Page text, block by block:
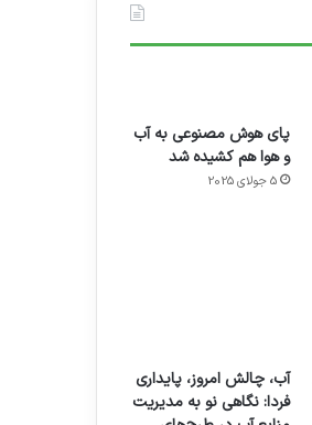
پای هوش مصنوعی به آب
و هوا هم کشیده شد
5 جولای 2025
آب، چالش امروز، پایداری
فردا: نگاهی نو به مدیریت